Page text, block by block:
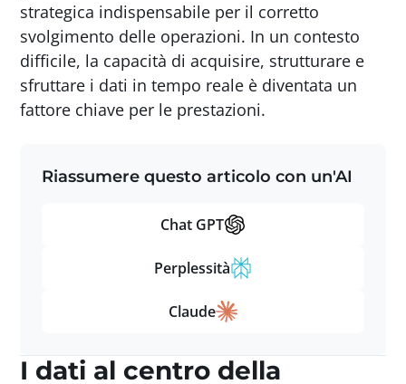
strategica indispensabile per il corretto
svolgimento delle operazioni. In un contesto
difficile, la capacità di acquisire, strutturare e
sfruttare i dati in tempo reale è diventata un
fattore chiave per le prestazioni.
Riassumere questo articolo con un'AI
Chat GPT
Perplessità
Claude
I dati al centro della